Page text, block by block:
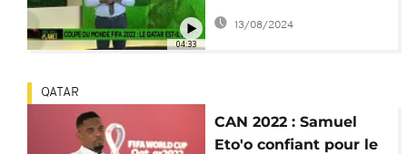
04:33
Qatar 2022 ? [Football
Planet]
13/08/2024
QATAR
CAN 2022 : Samuel
Eto'o confiant pour le